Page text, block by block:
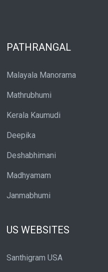
PATHRANGAL
Malayala Manorama
Mathrubhumi
Kerala Kaumudi
Deepika
Deshabhimani
Madhyamam
Janmabhumi
US WEBSITES
Santhigram USA